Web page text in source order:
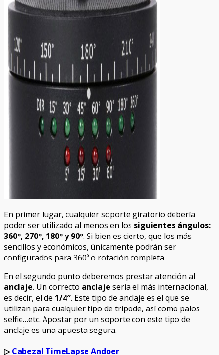
En primer lugar, cualquier soporte giratorio debería
poder ser utilizado al menos en los siguientes ángulos:
360º, 270º, 180º y 90º. Si bien es cierto, que los más
sencillos y económicos, únicamente podrán ser
configurados para 360º o rotación completa.
En el segundo punto deberemos prestar atención al
anclaje. Un correcto anclaje sería el más internacional,
es decir, el de 1/4″. Este tipo de anclaje es el que se
utilizan para cualquier tipo de trípode, así como palos
selfie…etc. Apostar por un soporte con este tipo de
anclaje es una apuesta segura.
▷Cabezal TimeLapse Andoer